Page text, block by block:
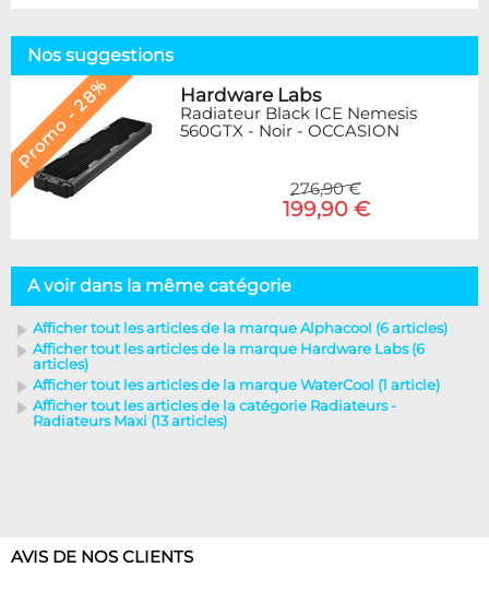
Nos suggestions
Promo - 28% Hardware Labs
Radiateur Black ICE Nemesis
560GTX - Noir - OCCASION
276,90 €
199,90 €
A voir dans la même catégorie
Afficher tout les articles de la marque Alphacool (6 articles)
Afficher tout les articles de la marque Hardware Labs (6
articles)
Afficher tout les articles de la marque WaterCool (1 article)
Afficher tout les articles de la catégorie Radiateurs -
Radiateurs Maxi (13 articles)
AVIS DE NOS CLIENTS